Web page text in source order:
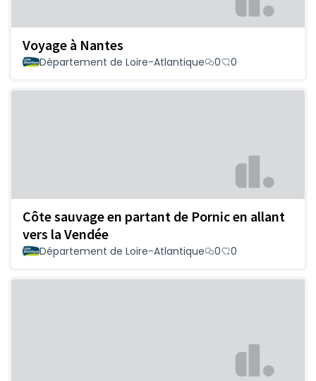
Voyage à Nantes
Département de Loire-Atlantique 0 0
Côte sauvage en partant de Pornic en allant
vers la Vendée
Département de Loire-Atlantique 0 0